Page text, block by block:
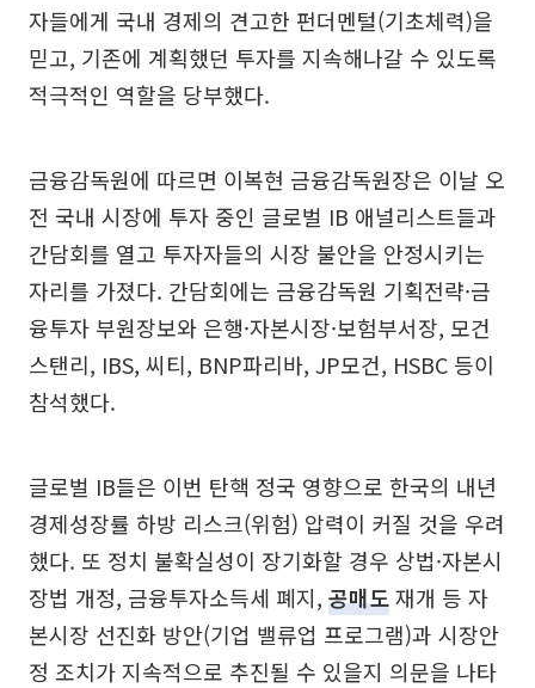
자들에게 국내 경제의 견고한 펀더멘털(기초체력)을
믿고, 기존에 계획했던 투자를 지속해나갈 수 있도록
적극적인 역할을 당부했다.
금융감독원에 따르면 이복현 금융감독원장은 이날 오
전 국내 시장에 투자 중인 글로벌 IB 애널리스트들과
간담회를 열고 투자자들의 시장 불안을 안정시키는
자리를 가졌다. 간담회에는 금융감독원 기획전략·금
융투자 부원장보와 은행·자본시장·보험부서장, 모건
스탠리, IBS, 씨티, BNP파리바, JP모건, HSBC 등이
참석했다.
글로벌 IB들은 이번 탄핵 정국 영향으로 한국의 내년
경제성장률 하방 리스크(위험) 압력이 커질 것을 우려
했다. 또 정치 불확실성이 장기화할 경우 상법·자본시
장법 개정, 금융투자소득세 폐지, 공매도재개 등 자
본시장 선진화 방안(기업 밸류업 프로그램)과 시장안
정 조치가 지속적으로 추진될 수 있을지 의문을 나타